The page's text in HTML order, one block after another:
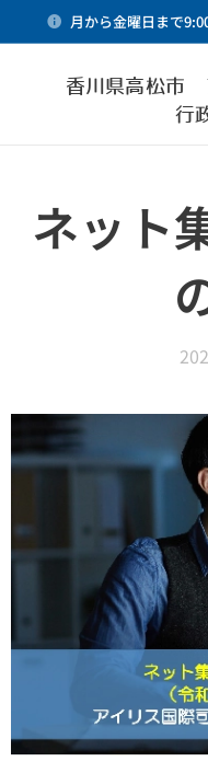
月から金曜日まで
香川県高松市
行
ネット